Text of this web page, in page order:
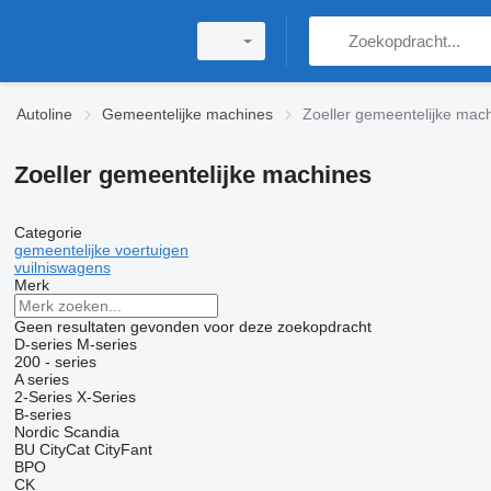
Autoline Gemeentelijke machines Zoeller gemeentelijke
Zoeller gemeentelijke machines
Categorie
gemeentelijke voertuigen
vuilniswagens
Merk
Geen resultaten gevonden voor deze zoekopdracht
D-series M-series
200 - series
A series
2-Series X-Series
B-series
Nordic Scandia
BU CityCat CityFant
BPO
CK